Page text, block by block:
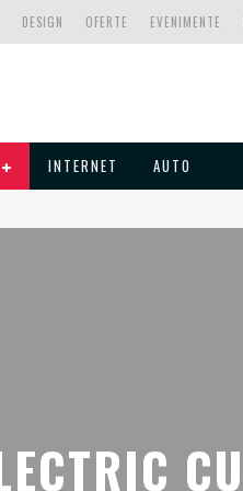
EVENIMENTE
OFERTE
DESIGN
INTERNET AUTO
CU